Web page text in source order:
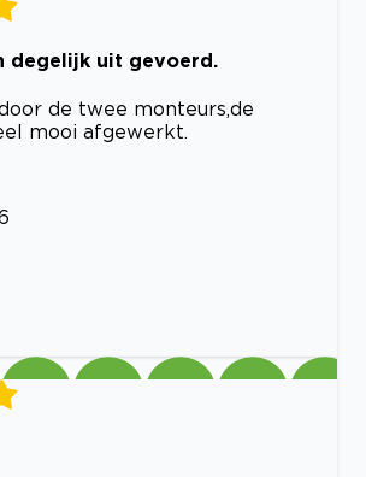
degelijk uit gevoerd.
de twee monteurs,de
mooi afgewerkt.